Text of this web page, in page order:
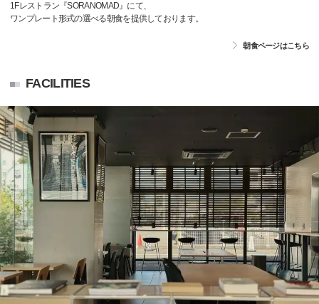
1Fレストラン『SORANOMAD』にて、
ワンプレート形式の選べる朝食を提供しております。
朝食ページはこちら
FACILITIES